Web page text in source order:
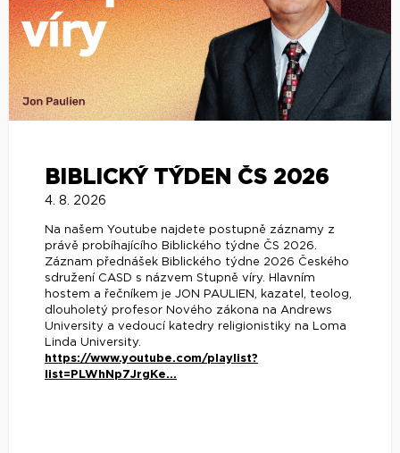
BIBLICKÝ TÝDEN ČS 2026
4. 8. 2026
Na našem Youtube najdete postupně záznamy z
právě probíhajícího Biblického týdne ČS 2026.
Záznam přednášek Biblického týdne 2026 Českého
sdružení CASD s názvem Stupně víry. Hlavním
hostem a řečníkem je JON PAULIEN, kazatel, teolog,
dlouholetý profesor Nového zákona na Andrews
University a vedoucí katedry religionistiky na Loma
Linda University.
https://www.youtube.com/playlist?
list=PLWhNp7JrgKe...